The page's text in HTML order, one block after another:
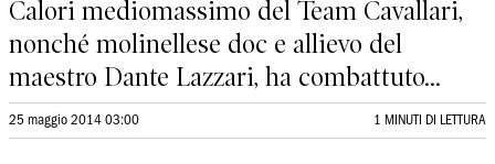
Calori mediomassimo del Team Cavallari,
nonché molinellese doc e allievo del
maestro Dante Lazzari, ha combattuto...
25 maggio 2014 03:00 1 MINUTI DI LETTURA